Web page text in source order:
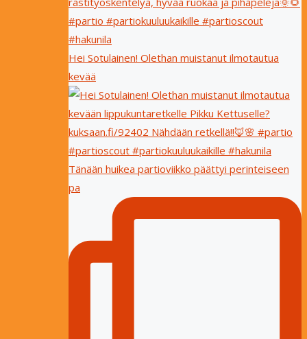
Hei Sotulainen! Olethan muistanut ilmotautua
kevää
Tänään huikea partioviikko päättyi perinteiseen
pa